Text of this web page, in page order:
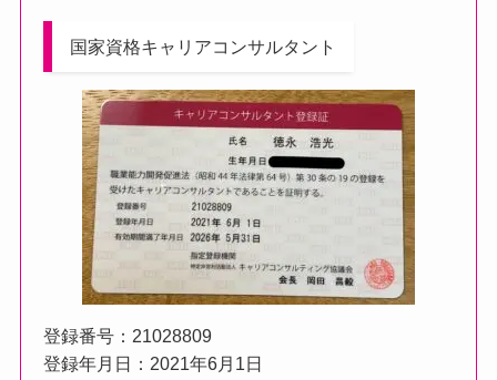
国家資格キャリアコンサルタント
登録番号：21028809
登録年月日：2021年6月1日